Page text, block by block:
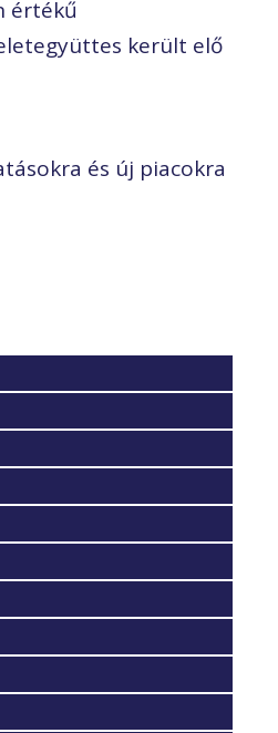
értékű
került elő
és új piacokra